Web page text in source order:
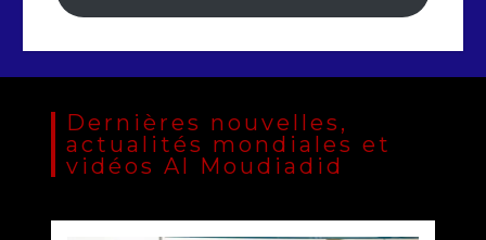
Dernières nouvelles,
actualités mondiales et
vidéos Al Moudiadid